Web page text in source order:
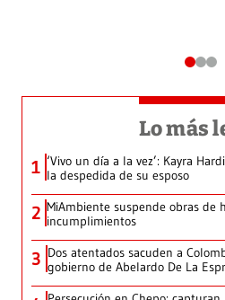
Lo más
1 ‘Vivo un día a la vez’: Kayra
la despedida de su esposo
2 MiAmbiente suspende obras de
incumplimientos
3 Dos atentados sacuden a
gobierno de Abelardo De La